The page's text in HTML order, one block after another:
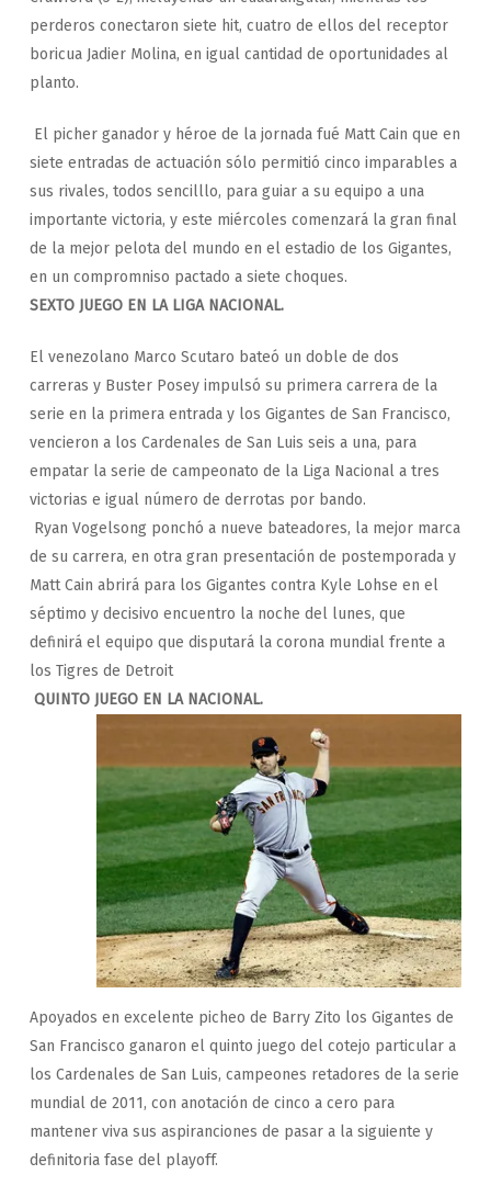
perderos conectaron siete hit, cuatro de ellos del receptor
boricua Jadier Molina, en igual cantidad de oportunidades al
planto.
El picher ganador y héroe de la jornada fué Matt Cain que en
siete entradas de actuación sólo permitió cinco imparables a
sus rivales, todos sencilllo, para guiar a su equipo a una
importante victoria, y este miércoles comenzará la gran final
de la mejor pelota del mundo en el estadio de los Gigantes,
en un compromniso pactado a siete choques.
SEXTO JUEGO EN LA LIGA NACIONAL.
El venezolano Marco Scutaro bateó un doble de dos
carreras y Buster Posey impulsó su primera carrera de la
serie en la primera entrada y los Gigantes de San Francisco,
vencieron a los Cardenales de San Luis seis a una, para
empatar la serie de campeonato de la Liga Nacional a tres
victorias e igual número de derrotas por bando.
Ryan Vogelsong ponchó a nueve bateadores, la mejor marca
de su carrera, en otra gran presentación de postemporada y
Matt Cain abrirá para los Gigantes contra Kyle Lohse en el
séptimo y decisivo encuentro la noche del lunes, que
definirá el equipo que disputará la corona mundial frente a
los Tigres de Detroit
QUINTO JUEGO EN LA NACIONAL.
Apoyados en excelente picheo de Barry Zito los Gigantes de
San Francisco ganaron el quinto juego del cotejo particular a
los Cardenales de San Luis, campeones retadores de la serie
mundial de 2011, con anotación de cinco a cero para
mantener viva sus aspiranciones de pasar a la siguiente y
definitoria fase del playoff.